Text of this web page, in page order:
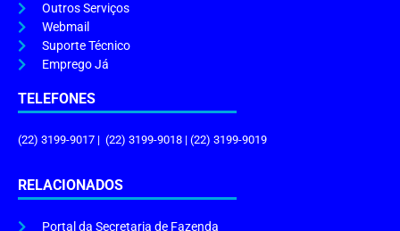
Outros Serviços
Webmail
Suporte Técnico
Emprego Já
TELEFONES
(22) 3199-9017 | (22) 3199-9018 | (22) 3199-9019
RELACIONADOS
Portal da Secretaria de Fazenda